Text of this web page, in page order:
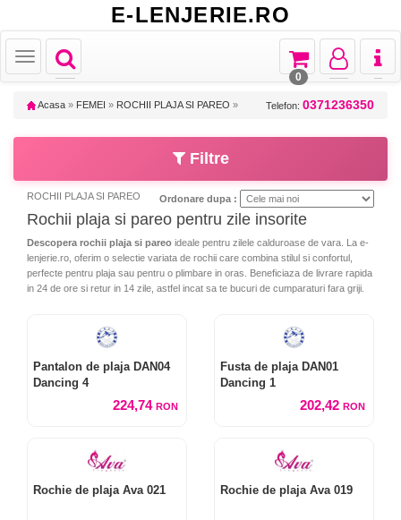
E-LENJERIE.RO
Toggle
navigation
Toggle
Toggle
navigation
Toggle
navigation
Toggle
navigation
0
Acasa » FEMEI » ROCHII PLAJA SI PAREO » Telefon: 0371236350
Filtre
ROCHII PLAJA SI PAREO Ordonare dupa :
Rochii plaja si pareo pentru zile insorite
Descopera rochii plaja si pareo ideale pentru zilele calduroase de vara. La e-
lenjerie.ro, oferim o selectie variata de rochii care combina stilul si confortul,
perfecte pentru plaja sau pentru o plimbare in oras. Beneficiaza de livrare rapida
in 24 de ore si retur in 14 zile, astfel incat sa te bucuri de cumparaturi fara griji.
Pantalon de plaja DAN04
Dancing 4
224,74 RON
Fusta de plaja DAN01
Dancing 1
202,42 RON
Rochie de plaja Ava 021 Rochie de plaja Ava 019